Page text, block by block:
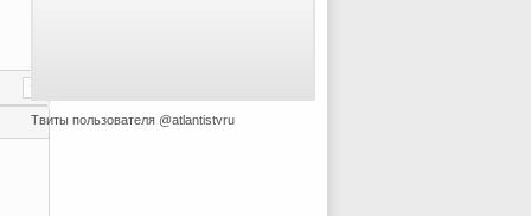
Твиты пользователя @atlantistvru